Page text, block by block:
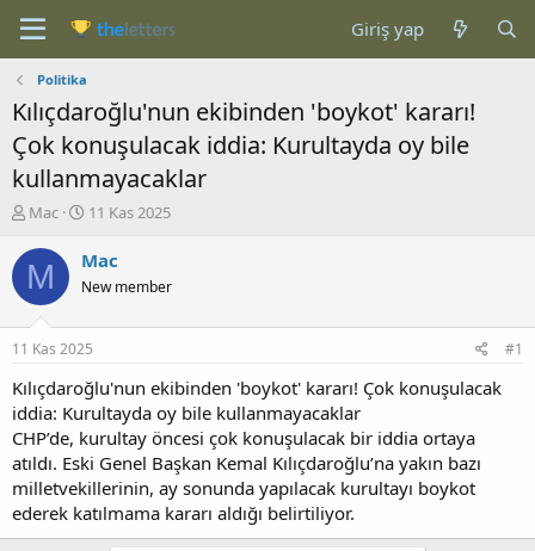
Giriş yap
Politika
Kılıçdaroğlu'nun ekibinden 'boykot' kararı!
Çok konuşulacak iddia: Kurultayda oy bile
kullanmayacaklar
K
n
b
u
u
b
a
l
a
t
a
n
Mac
B
ş
a
g
ı
ç
t
a
r
i
h
i
11 Kas 2025
M Mac
New member
11 Kas 2025 #1
Kılıçdaroğlu'nun ekibinden 'boykot' kararı! Çok konuşulacak
iddia: Kurultayda oy bile kullanmayacaklar
CHP’de, kurultay öncesi çok konuşulacak bir iddia ortaya
atıldı. Eski Genel Başkan Kemal Kılıçdaroğlu’na yakın bazı
milletvekillerinin, ay sonunda yapılacak kurultayı boykot
ederek katılmama kararı aldığı belirtiliyor.